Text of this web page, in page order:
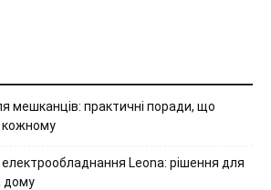
мешканців: практичні поради, що
кожному
електрообладнання Leona: рішення для
дому